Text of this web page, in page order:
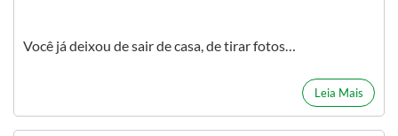
Você já deixou de sair de casa, de tirar fotos…
Leia Mais